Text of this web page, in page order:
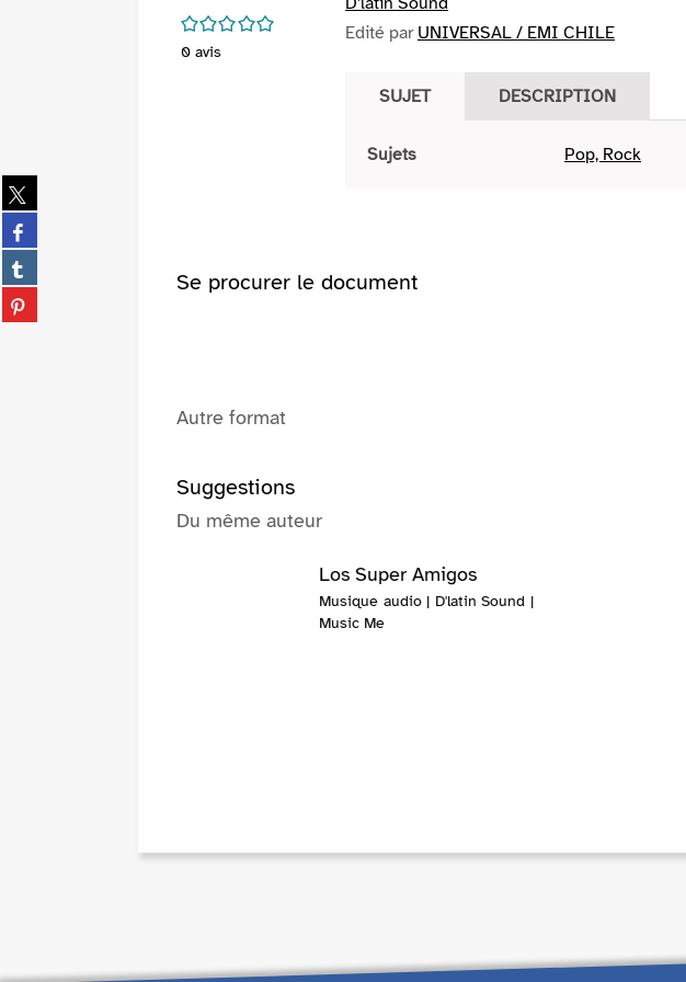
Partager
sur
twitter
(Nouvelle
fenêtre)
Partager
sur
facebook
(Nouvelle
fenêtre)
Partager
sur
tumblr
Partager
sur
/5
0 avis
Edité par UNIVERSAL / EMI CHILE
SUJET DESCRIPTION
Sujets Pop, Rock
Se procurer le document
Autre format
Suggestions
Du même auteur
Los Super Amigos
Musique audio | D'latin Sound |
Music Me